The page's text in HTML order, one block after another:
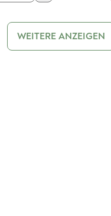
WEITERE ANZEIGEN